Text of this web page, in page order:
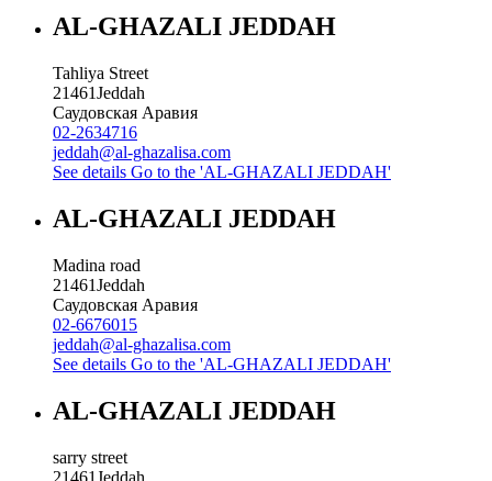
AL-GHAZALI JEDDAH
Tahliya Street
21461Jeddah
Саудовская Аравия
02-2634716
jeddah@al-ghazalisa.com
See details Go to the 'AL-GHAZALI JEDDAH'
AL-GHAZALI JEDDAH
Madina road
21461Jeddah
Саудовская Аравия
02-6676015
jeddah@al-ghazalisa.com
See details Go to the 'AL-GHAZALI JEDDAH'
AL-GHAZALI JEDDAH
sarry street
21461 Jeddah